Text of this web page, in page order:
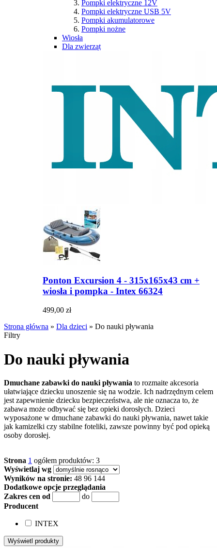
Pompki elektryczne 12V
Pompki elektryczne USB 5V
Pompki akumulatorowe
Pompki nożne
Wiosła
Dla zwierząt
Ponton Excursion 4 - 315x165x43 cm +
wiosła i pompka - Intex 66324
499,00 zł
Strona główna » Dla dzieci » Do nauki pływania
Filtry
Do nauki pływania
Dmuchane zabawki do nauki pływania to rozmaite akcesoria
ułatwiające dziecku unoszenie się na wodzie. Ich nadrzędnym celem
jest zapewnienie dziecku bezpieczeństwa, ale nie oznacza to, że
zabawa może odbywać się bez opieki dorosłych. Dzieci
wyposażone w dmuchane zabawki do nauki pływania, nawet takie
jak kamizelki czy stabilne foteliki, zawsze powinny być pod opieką
osoby dorosłej.
Strona 1 ogółem produktów: 3
Wyświetlaj wg
Wyników na stronie: 48 96 144
Dodatkowe opcje przeglądania
Zakres cen od
do
Producent
INTEX